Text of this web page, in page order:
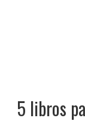
5 libros